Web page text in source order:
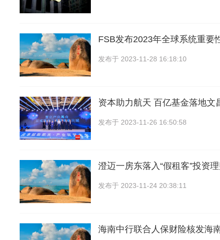
FSB发布2023年全球系统重要
发布于 2023-11-28 16:18:10
资本助力航天 百亿基金落地文
发布于 2023-11-26 16:50:58
澄迈一房东落入“假租客”投资
发布于 2023-11-24 20:38:11
海南中行联合人保财险核发海